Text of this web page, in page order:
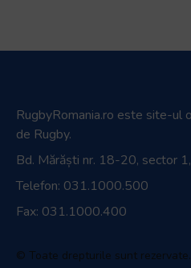
RugbyRomania.ro este site-ul
de Rugby.
Bd. Mărăști nr. 18-20, sector
Telefon: 031.1000.500
Fax: 031.1000.400
© Toate drepturile sunt rezervate.